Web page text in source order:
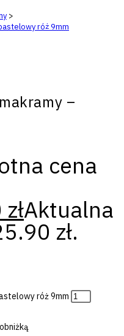
>
róż 9mm
–
cena
złAktualna
zł.
róż 9mm